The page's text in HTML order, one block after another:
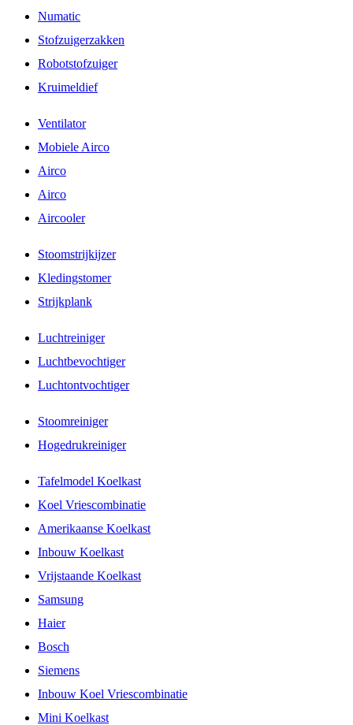
Numatic
Stofzuigerzakken
Robotstofzuiger
Kruimeldief
Ventilator
Mobiele Airco
Airco
Airco
Aircooler
Stoomstrijkijzer
Kledingstomer
Strijkplank
Luchtreiniger
Luchtbevochtiger
Luchtontvochtiger
Stoomreiniger
Hogedrukreiniger
Tafelmodel Koelkast
Koel Vriescombinatie
Amerikaanse Koelkast
Inbouw Koelkast
Vrijstaande Koelkast
Samsung
Haier
Bosch
Siemens
Inbouw Koel Vriescombinatie
Mini Koelkast